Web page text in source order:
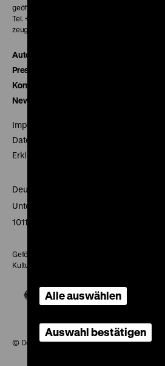
geöffnet 30 Minuten vor Beginn der ersten
Tel. + 49 30 20304-770
zeughauskino@dhm.de
Autor*innen
Presse
Kontakt
Newsletter
Impressum
Datenschutz
Erklärung digitale Barrierefreiheit
Deutsches Historisches Museum
Unter den Linden 2
10117 Berlin
Gefördert mit Mitteln des Beauftragten der
Kultur und Medien
© Deutsches Historisches Museum, 2026
Alle auswählen
Auswahl bestätigen